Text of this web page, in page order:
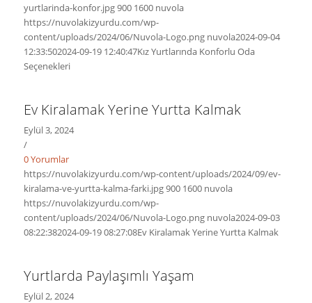
yurtlarinda-konfor.jpg900 1600 nuvola
https://nuvolakizyurdu.com/wp-
content/uploads/2024/06/Nuvola-Logo.png nuvola2024-09-04
12:33:502024-09-19 12:40:47Kız Yurtlarında Konforlu Oda
Seçenekleri
Ev Kiralamak Yerine Yurtta Kalmak
Eylül 3, 2024
/
0 Yorumlar
https://nuvolakizyurdu.com/wp-content/uploads/2024/09/ev-
kiralama-ve-yurtta-kalma-farki.jpg900 1600 nuvola
https://nuvolakizyurdu.com/wp-
content/uploads/2024/06/Nuvola-Logo.png nuvola2024-09-03
08:22:382024-09-19 08:27:08Ev Kiralamak Yerine Yurtta Kalmak
Yurtlarda Paylaşımlı Yaşam
Eylül 2, 2024